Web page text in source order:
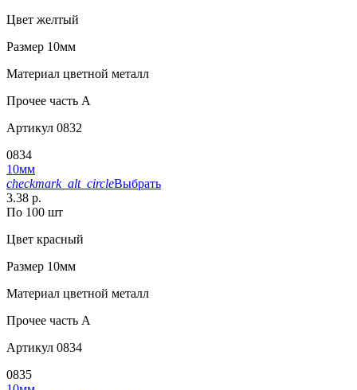
Цвет желтый
Размер 10мм
Материал цветной металл
Прочее часть A
Артикул 0832
0834
10мм
checkmark_alt_circleВыбрать
3.38 р.
По 100 шт
Цвет красный
Размер 10мм
Материал цветной металл
Прочее часть A
Артикул 0834
0835